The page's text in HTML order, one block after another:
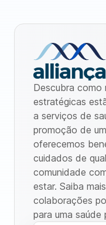
Descubra como
estratégicas
a serviços de
promoção de
oferecemos
cuidados de
comunidade
estar. Saiba
colaborações
para uma saúde